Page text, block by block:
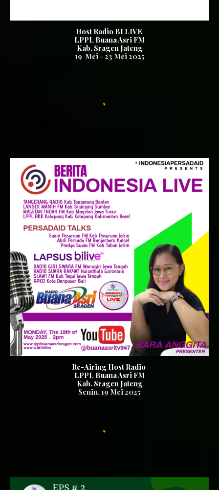
Host Radio BI LIVE
LPPL Buana Asri FM
Kab. Sragen Jateng
19 Mei - 23 Mei 2025
Re-Airing Host Radio
LPPL Buana Asri FM
Kab. Sragen Jateng
Senin, 19 Mei 2025